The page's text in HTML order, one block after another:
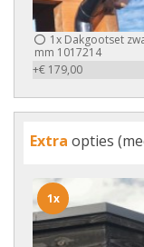
1x Dakgootset
mm 1017214
+€ 179,00
Extra opties
1x